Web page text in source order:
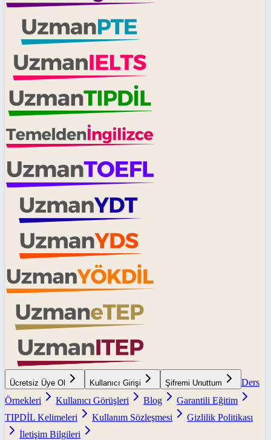
Ücretsiz Üye Ol Kullanıcı Girişi Şifremi Unuttum
Ders
Örnekleri
Kullanıcı Görüşleri Blog
Garantili Eğitim
TIPDİL Kelimeleri
Kullanım Sözleşmesi
Gizlilik Politikası
İletişim Bilgileri